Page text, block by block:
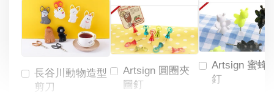
長谷川動物造型
剪刀
Artsign 圓圈夾
圖釘
Artsign 蜜蜂
釘